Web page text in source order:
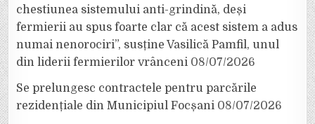
chestiunea sistemului anti-grindină, deși
fermierii au spus foarte clar că acest sistem a adus
numai nenorociri”, susține Vasilică Pamfil, unul
din liderii fermierilor vrânceni 08/07/2026
Se prelungesc contractele pentru parcările
rezidențiale din Municipiul Focșani 08/07/2026